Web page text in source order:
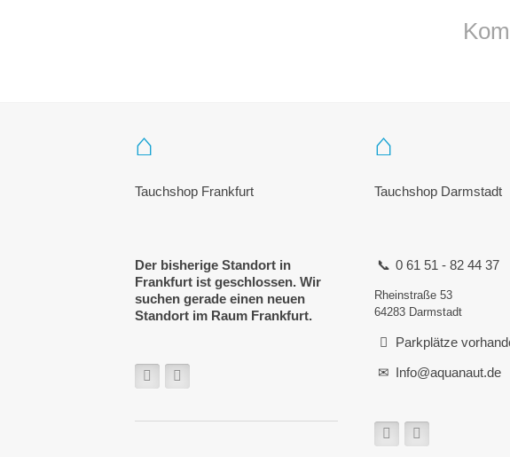
Tauchshop Frankfurt
Der bisherige Standort in
Frankfurt ist geschlossen. Wir
suchen gerade einen neuen
Standort im Raum Frankfurt.
Tauchshop Darmstadt
0 61 51 - 82 44 37
Rheinstraße 53
64283 Darmstadt
Parkplätze
Info@aquanaut.de